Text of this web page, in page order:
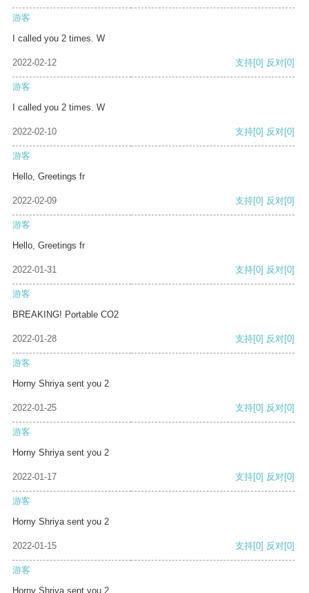
游客
I called you 2 times. W
2022-02-12 支持[0] 反对[0]
游客
I called you 2 times. W
2022-02-10 支持[0] 反对[0]
游客
Hello, Greetings fr
2022-02-09 支持[0] 反对[0]
游客
Hello, Greetings fr
2022-01-31 支持[0] 反对[0]
游客
BREAKING! Portable CO2
2022-01-28 支持[0] 反对[0]
游客
Horny Shriya sent you 2
2022-01-25 支持[0] 反对[0]
游客
Horny Shriya sent you 2
2022-01-17 支持[0] 反对[0]
游客
Horny Shriya sent you 2
2022-01-15 支持[0] 反对[0]
游客
Horny Shriya sent you 2